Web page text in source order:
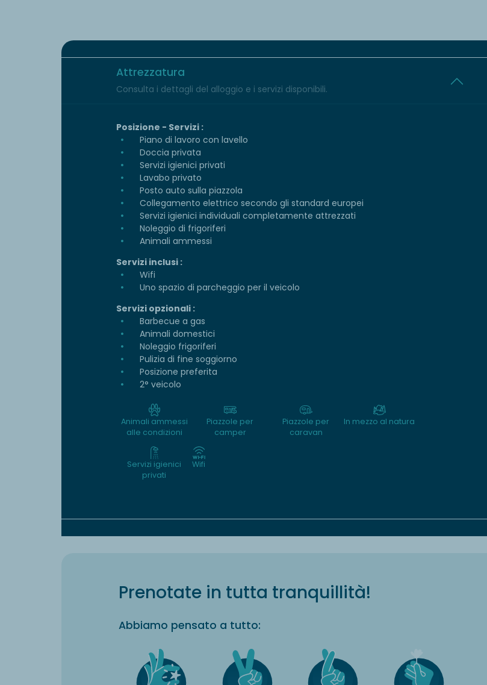
Attrezzatura
Consulta i dettagli del alloggio e i servizi disponibili.
Posizione - Servizi :
Piano di lavoro con lavello
Doccia privata
Servizi igienici privati
Lavabo privato
Posto auto sulla piazzola
Collegamento elettrico secondo gli standard europei
Servizi igienici individuali completamente attrezzati
Noleggio di frigoriferi
Animali ammessi
Servizi inclusi :
Wifi
Uno spazio di parcheggio per il veicolo
Servizi opzionali :
Barbecue a gas
Animali domestici
Noleggio frigoriferi
Pulizia di fine soggiorno
Posizione preferita
2° veicolo
Animali ammessi
alle condizioni
Piazzole per
camper
Piazzole per
caravan
In mezzo al natura
Servizi igienici
privati
Wifi
Prenotate in tutta tranquillità!
Abbiamo pensato a tutto: